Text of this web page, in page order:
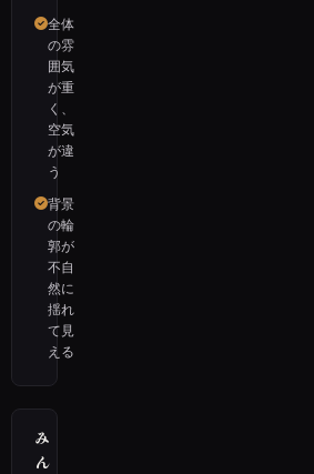
全体
の雰
囲気
が重
く、
空気
が違
う
背景
の輪
郭が
不自
然に
揺れ
て見
える
み
ん